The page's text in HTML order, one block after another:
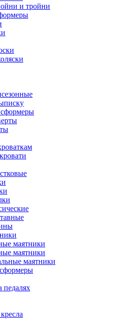
и тройни
маятники
маятники
маятники
педалях